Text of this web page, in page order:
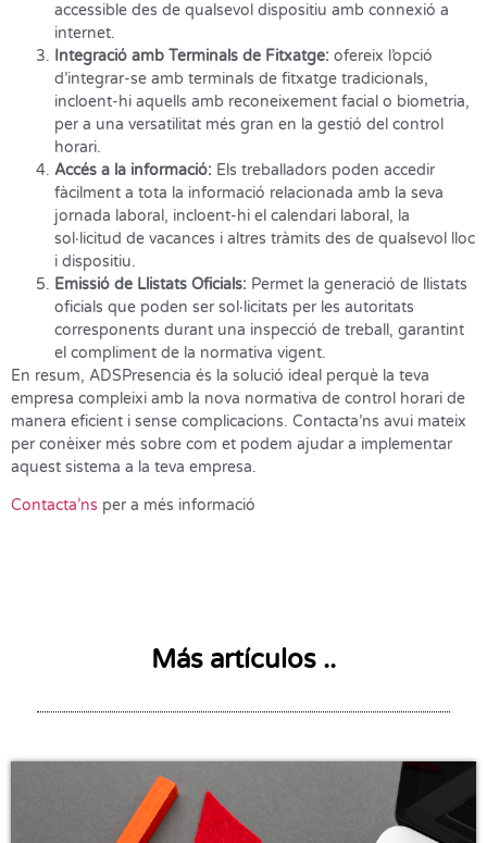
accessible des de qualsevol dispositiu amb connexió a
internet.
Integració amb Terminals de Fitxatge: ofereix l’opció
d’integrar-se amb terminals de fitxatge tradicionals,
incloent-hi aquells amb reconeixement facial o biometria,
per a una versatilitat més gran en la gestió del control
horari.
Accés a la informació: Els treballadors poden accedir
fàcilment a tota la informació relacionada amb la seva
jornada laboral, incloent-hi el calendari laboral, la
sol·licitud de vacances i altres tràmits des de qualsevol lloc
i dispositiu.
Emissió de Llistats Oficials: Permet la generació de llistats
oficials que poden ser sol·licitats per les autoritats
corresponents durant una inspecció de treball, garantint
el compliment de la normativa vigent.
En resum, ADSPresencia és la solució ideal perquè la teva
empresa compleixi amb la nova normativa de control horari de
manera eficient i sense complicacions. Contacta’ns avui mateix
per conèixer més sobre com et podem ajudar a implementar
aquest sistema a la teva empresa.
Contacta’ns per a més informació
Más artículos ..